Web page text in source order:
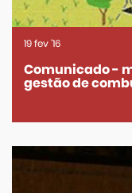
Comunicado -
gestão de
19fev'16